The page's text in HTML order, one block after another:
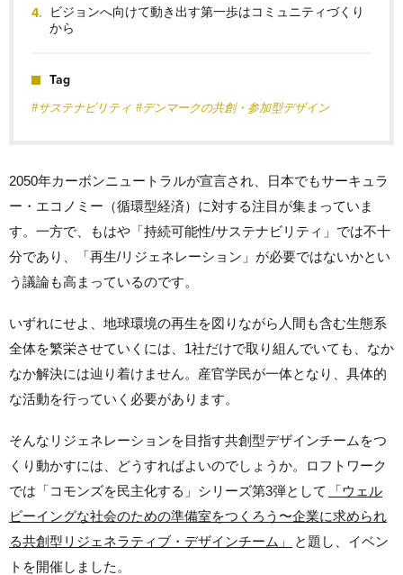
ビジョンへ向けて動き出す第一歩はコミュニティづくり
から
Tag
#サステナビリティ #デンマークの共創・参加型デザイン
2050年カーボンニュートラルが宣言され、日本でもサーキュラ
ー・エコノミー（循環型経済）に対する注目が集まっていま
す。一方で、もはや「持続可能性/サステナビリティ」では不十
分であり、「再生/リジェネレーション」が必要ではないかとい
う議論も高まっているのです。
いずれにせよ、地球環境の再生を図りながら人間も含む生態系
全体を繁栄させていくには、1社だけで取り組んでいても、なか
なか解決には辿り着けません。産官学民が一体となり、具体的
な活動を行っていく必要があります。
そんなリジェネレーションを目指す共創型デザインチームをつ
くり動かすには、どうすればよいのでしょうか。ロフトワーク
では「コモンズを民主化する」シリーズ第3弾として
「ウェル
ビーイングな社会のための準備室をつくろう〜企業に求められ
る共創型リジェネラティブ・デザインチーム」
と題し、イベン
トを開催しました。